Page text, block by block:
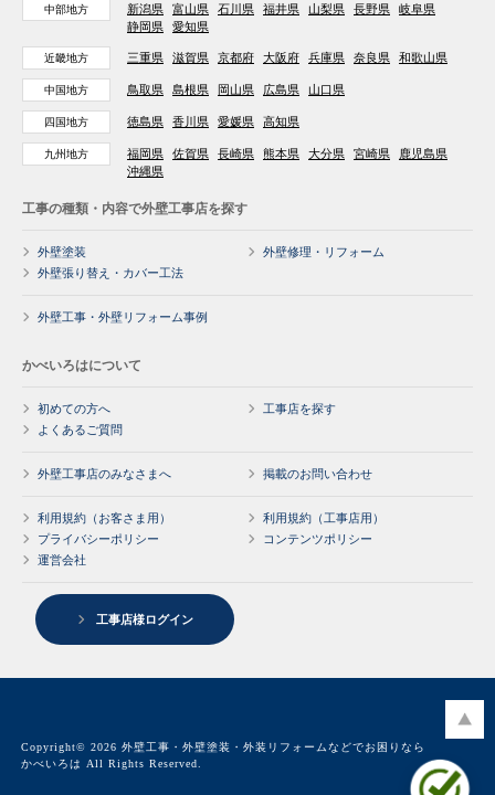
中部地方 新潟県 富山県 石川県 福井県 山梨県 長野県
岐阜県
静岡県
愛知県
近畿地方 三重県 滋賀県 京都府 大阪府 兵庫県 奈良県 和歌山県
中国地方 鳥取県 島根県 岡山県 広島県 山口県
四国地方 徳島県 香川県 愛媛県 高知県
九州地方 福岡県 佐賀県 長崎県 熊本県 大分県 宮崎県
鹿児島県
沖縄県
工事の種類・内容で外壁工事店を探す
外壁塗装
外壁修理・リフォーム
外壁張り替え・カバー工法
外壁工事・外壁リフォーム事例
かべいろはについて
初めての方へ
工事店を探す
よくあるご質問
外壁工事店のみなさまへ 掲載のお問い合わせ
利用規約（お客さま用）
利用規約（工事店用）
プライバシーポリシー
コンテンツポリシー
運営会社
工事店様ログイン
Copyright© 2026 外壁工事・外壁塗装・外装リフォームなどでお困りなら
かべいろは All Rights Reserved.